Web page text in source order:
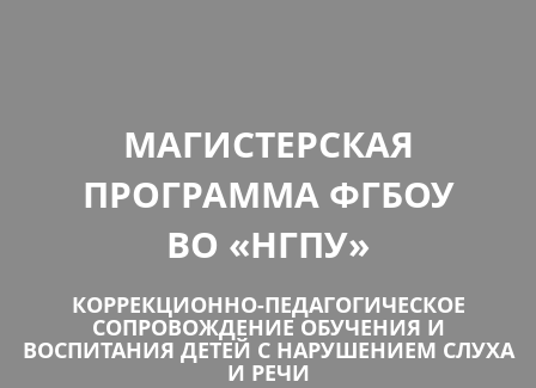
МАГИСТЕРСКАЯ
ПРОГРАММА ФГБОУ
ВО «НГПУ»
КОРРЕКЦИОННО-ПЕДАГОГИЧЕСКОЕ
СОПРОВОЖДЕНИЕ ОБУЧЕНИЯ И
ВОСПИТАНИЯ ДЕТЕЙ С НАРУШЕНИЕМ СЛУХА
И РЕЧИ